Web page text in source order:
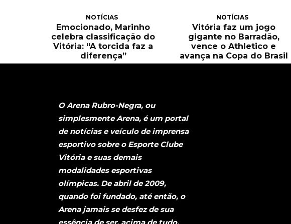
NOTÍCIAS
Emocionado, Marinho
celebra classificação do
Vitória: “A torcida faz a
diferença”
NOTÍCIAS
Vitória faz um jogo
gigante no Barradão,
vence o Athletico e
avança na Copa do Brasil
O Arena Rubro-Negra, ou
simplesmente Arena, é um portal
de notícias e veículo de imprensa
esportivo sobre o Esporte Clube
Vitória e suas demais
modalidades esportivas
olímpicas. De abril de 2009,
quando foi fundado, até então, o
Arena jamais se desfez de sua